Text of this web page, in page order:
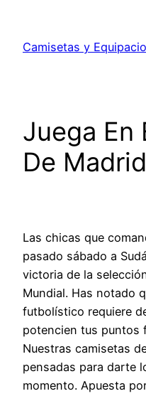
contenido
Camisetas y
Juega En
De Madrid
Las chicas que
pasado sábado a
victoria de la
Mundial. Has notado
futbolístico requiere
potencien tus puntos
Nuestras camisetas
pensadas para darte
momento. Apuesta